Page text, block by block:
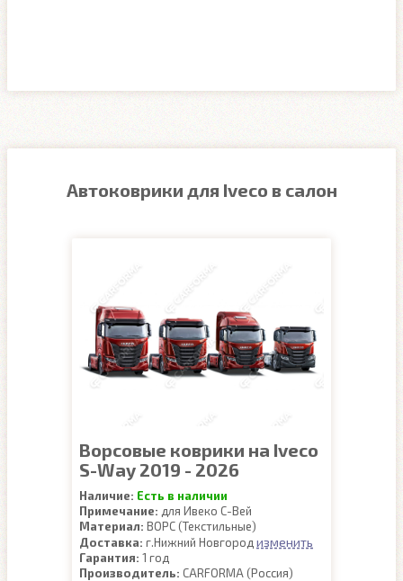
Автоковрики для Iveco в салон
Ворсовые коврики на Iveco
S-Way 2019 - 2026
Наличие: Есть в наличии
Примечание: для Ивеко С-Вей
Материал: ВОРС (Текстильные)
Доставка: г.Нижний Новгород изменить
Гарантия: 1 год
Производитель: CARFORMA (Россия)